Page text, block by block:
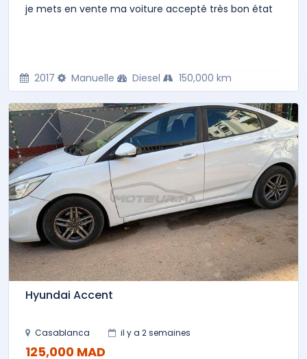
je mets en vente ma voiture accepté très bon état
2017 Manuelle Diesel 150,000 km
Hyundai Accent
Casablanca il y a 2 semaines
125,000 MAD